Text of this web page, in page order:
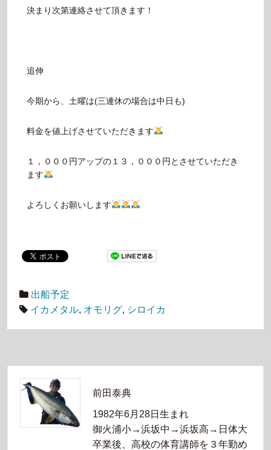
決まり次第連絡させて頂きます！
追伸
今期から、土曜は(三連休の場合は中日も)
料金を値上げさせていただきます
１，０００円アップの１３，０００円とさせていただき
ます
よろしくお願いします
出船予定
イカメタル, オモリグ, シロイカ
前田泰典
1982年6月28日生まれ
御火浦小→浜坂中→浜坂高→日体大
卒業後、高校の体育講師を３年勤め